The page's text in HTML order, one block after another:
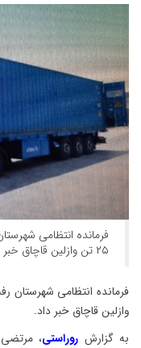
فرمانده انتظامی
۲۵ تن وازلین قاچاق خبر داد.
وازلین قاچاق خبر داد.
به گزارش روراستی، مرتضی